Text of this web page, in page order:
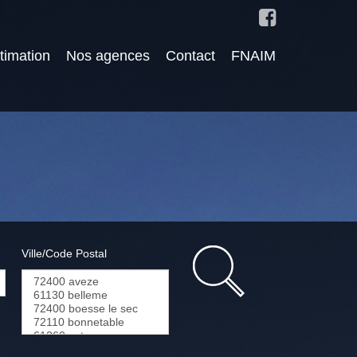
Nos agences Contact FNAIM
Ville/Code Postal